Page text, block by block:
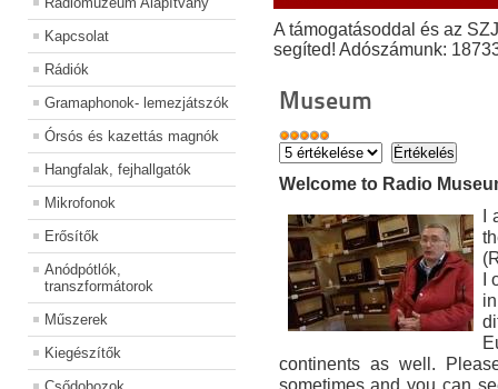
Kapcsolat
Rádiók
Gramaphonok- lemezjátszók
Órsós és kazettás magnók
Hangfalak, fejhallgatók
Mikrofonok
Erősítők
Anódpótlók,
transzformátorok
Műszerek
Kiegészítők
A támogatásoddal és az
segíted! Adószámunk:
Museum
Welcome to Radio
continents as well.
sometimes and you can